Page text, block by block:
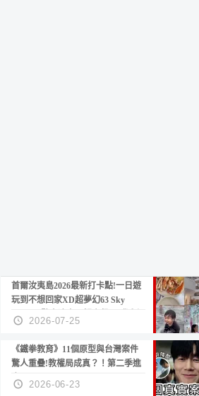
首爾汝夷島2026最新打卡點!一日遊
玩到不想回家XD超夢幻63 Sky
Picnic、鷺良津帝王蟹大餐、《淚之
女王》拍攝地、漢江公園免費玩水
2026-07-25
《鐵拳教育》11個原型與台灣案件
驚人重疊!教權局成真？！第二季進
度？😍
2026-06-23